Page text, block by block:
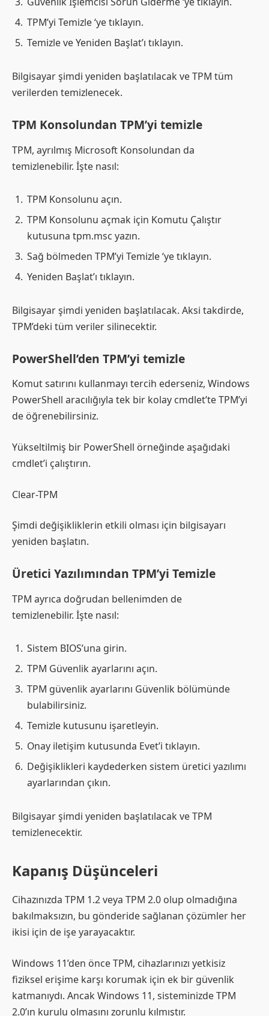
TPM’yi Temizle ‘ye tıklayın.
Temizle ve Yeniden Başlat’ı tıklayın.
Bilgisayar şimdi yeniden başlatılacak ve TPM tüm
verilerden temizlenecek.
TPM Konsolundan TPM’yi temizle
TPM, ayrılmış Microsoft Konsolundan da
temizlenebilir. İşte nasıl:
TPM Konsolunu açın.
TPM Konsolunu açmak için Komutu Çalıştır
kutusuna tpm.msc yazın.
Sağ bölmeden TPM’yi Temizle ‘ye tıklayın.
Yeniden Başlat’ı tıklayın.
Bilgisayar şimdi yeniden başlatılacak. Aksi takdirde,
TPM’deki tüm veriler silinecektir.
PowerShell’den TPM’yi temizle
Komut satırını kullanmayı tercih ederseniz, Windows
PowerShell aracılığıyla tek bir kolay cmdlet’te TPM’yi
de öğrenebilirsiniz.
Yükseltilmiş bir PowerShell örneğinde aşağıdaki
cmdlet’i çalıştırın.
Clear-TPM
Şimdi değişikliklerin etkili olması için bilgisayarı
yeniden başlatın.
Üretici Yazılımından TPM’yi Temizle
TPM ayrıca doğrudan bellenimden de
temizlenebilir. İşte nasıl:
Sistem BIOS’una girin.
TPM Güvenlik ayarlarını açın.
TPM güvenlik ayarlarını Güvenlik bölümünde
bulabilirsiniz.
Temizle kutusunu işaretleyin.
Onay iletişim kutusunda Evet’i tıklayın.
Değişiklikleri kaydederken sistem üretici yazılımı
ayarlarından çıkın.
Bilgisayar şimdi yeniden başlatılacak ve TPM
temizlenecektir.
Kapanış Düşünceleri
Cihazınızda TPM 1.2 veya TPM 2.0 olup olmadığına
bakılmaksızın, bu gönderide sağlanan çözümler her
ikisi için de işe yarayacaktır.
Windows 11’den önce TPM, cihazlarınızı yetkisiz
fiziksel erişime karşı korumak için ek bir güvenlik
katmanıydı. Ancak Windows 11, sisteminizde TPM
2.0’ın kurulu olmasını zorunlu kılmıştır.